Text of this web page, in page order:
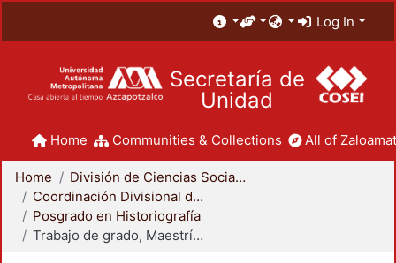
Log In
Secretaría de
Unidad
Home Communities & Collections All of
Home
División de Ciencias Sociales y Humanidades
Coordinación Divisional de Posgrado
Posgrado en Historiografía
Trabajo de grado, Maestría en Historiografía de México